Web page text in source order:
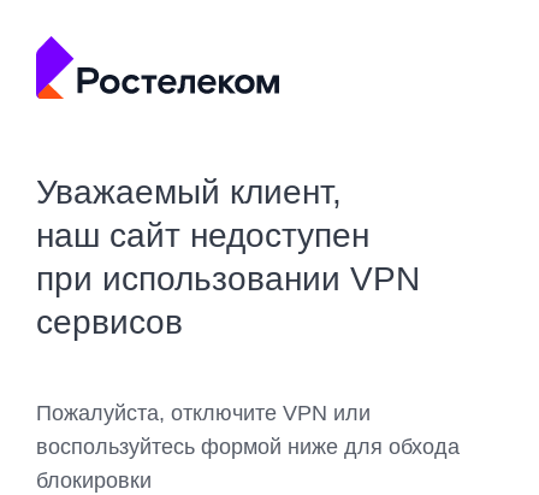
Уважаемый клиент,
наш сайт недоступен
при использовании VPN
сервисов
Пожалуйста, отключите VPN или
воспользуйтесь формой ниже для обхода
блокировки